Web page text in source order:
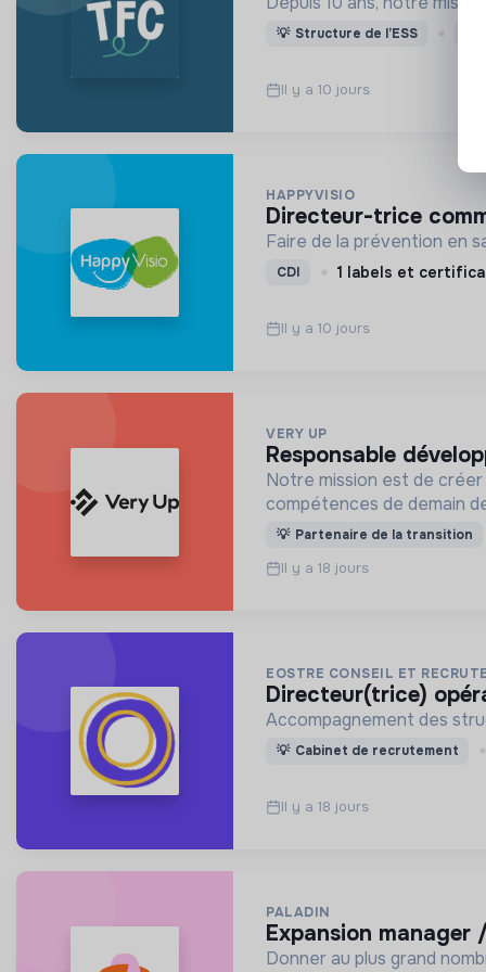
💡 Structure de l’ESS
Il y a 10 jours
HAPPYVISIO
directeur-trice
Faire de la prévention en
CDI 1 labels et
Il y a 10 jours
VERY UP
responsable
Notre mission est de
compétences de demain
💡 Partenaire de la transition
Il y a 18 jours
EOSTRE CONSEIL ET
directeur(trice)
Accompagnement des
💡 Cabinet de recrutement
Il y a 18 jours
PALADIN
expansion
Donner au plus grand